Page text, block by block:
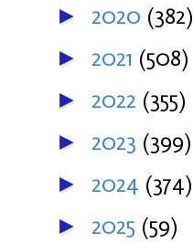
► 2020 (382)
► 2021 (508)
► 2022 (355)
► 2023 (399)
► 2024 (374)
► 2025 (59)